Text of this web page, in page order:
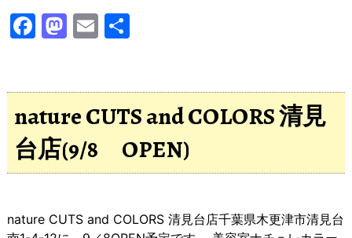
F
e
b
o
o
M
o
d
o
n
E
l
共
nature CUTS and COLORS 清見
台店(9/8 OPEN)
nature CUTS and COLORS 清見台店千葉県木更津市清見台